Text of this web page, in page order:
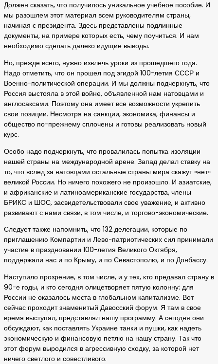
Должен сказать, что получилось уникальное учебное пособие. И
мы разошлем этот материал всем руководителям страны,
начиная с президента. Здесь представлены подлинные
документы, на примере которых есть, чему поучиться. И нам
необходимо сделать далеко идущие выводы.
Но, прежде всего, нужно извлечь уроки из прошедшего года.
Надо отметить, что он прошел под эгидой 100-летия СССР и
Военно-политической операции. И мы должны подчеркнуть, что
Россия выстояла в этой войне, объявленной нам натовцами и
англосаксами. Поэтому она имеет все возможности укрепить
свои позиции. Несмотря на санкции, экономика, финансы и
общество по-прежнему сплочены и готовы реализовать новый
курс.
Особо надо подчеркнуть, что провалилась попытка изоляции
нашей страны на международной арене. Запад делал ставку на
то, что вслед за натовцами остальные страны мира скажут «нет»
великой России. Но ничего похожего не произошло. И азиатские,
и африканские и латиноамериканские государства, члены
БРИКС и ШОС, засвидетельствовали свое уважение, и активно
развивают с нами связи, в том числе, и торгово-экономические.
Следует также напомнить, что 132 делегации, которые по
приглашению Компартии и Лево-патриотических сил принимали
участие в праздновании 100-летия Великого Октября,
поддержали нас и по Крыму, и по Севастополю, и по Донбассу.
Наступило прозрение, в том числе, и у тех, кто предавал страну в
90-е годы, и кто сегодня олицетворяет пятую колонну: для
России не оказалось места в глобальном капитализме. Вот
сейчас проходит знаменитый Давосский форум. Я там в свое
время выступал, представлял нашу программу. А сегодня они
обсуждают, как поставлять Украине танки и пушки, как надеть
экономическую и финансовую петлю на нашу страну. Так что
этот форум выродился в агрессивную сходку, за которой нет
ничего светлого и совестливого.